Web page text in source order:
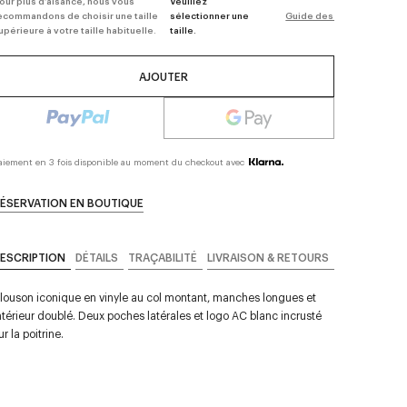
sélectionner une
taille.
Guide des tailles
de choisir une taille
à votre taille habituelle.
AJOUTER
en 3 fois disponible au moment du checkout avec
EN BOUTIQUE
DÉTAILS TRAÇABILITÉ LIVRAISON & RETOURS
iconique en vinyle au col montant, manches longues et
doublé. Deux poches latérales et logo AC blanc incrusté
la poitrine.